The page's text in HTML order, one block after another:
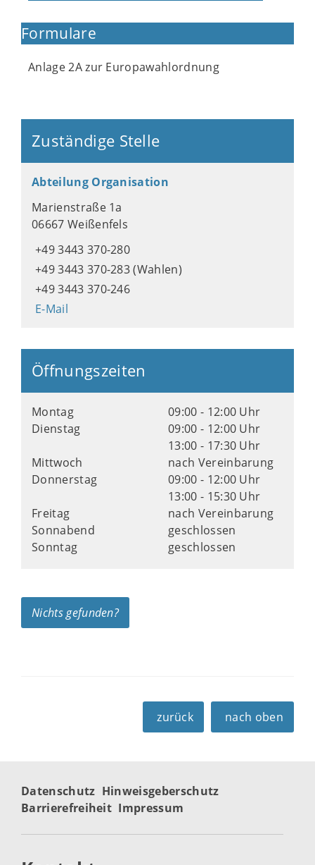
Formulare
Anlage 2A zur Europawahlordnung
Zuständige Stelle
Abteilung Organisation
Marienstraße 1a
06667 Weißenfels
+49 3443 370-280
+49 3443 370-283 (Wahlen)
+49 3443 370-246
E-Mail
Öffnungszeiten
Montag
09:00 - 12:00 Uhr
Dienstag
09:00 - 12:00 Uhr
13:00 - 17:30 Uhr
Mittwoch
nach Vereinbarung
Donnerstag
09:00 - 12:00 Uhr
13:00 - 15:30 Uhr
Freitag
nach Vereinbarung
Sonnabend
geschlossen
Sonntag
geschlossen
Nichts gefunden?
zurück nach oben
Datenschutz Hinweisgeberschutz
Barrierefreiheit Impressum